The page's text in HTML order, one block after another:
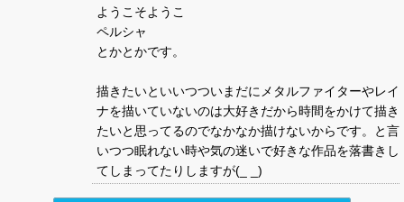
ようこそようこ
ペルシャ
とかとかです。
描きたいといいつついまだにメタルファイターやレイ
ナを描いていないのは大好きだから時間をかけて描き
たいと思ってるのでなかなか描けないからです。と言
いつつ眠れない時や気の迷いで好きな作品を落書きし
てしまってたりしますが(_ _)